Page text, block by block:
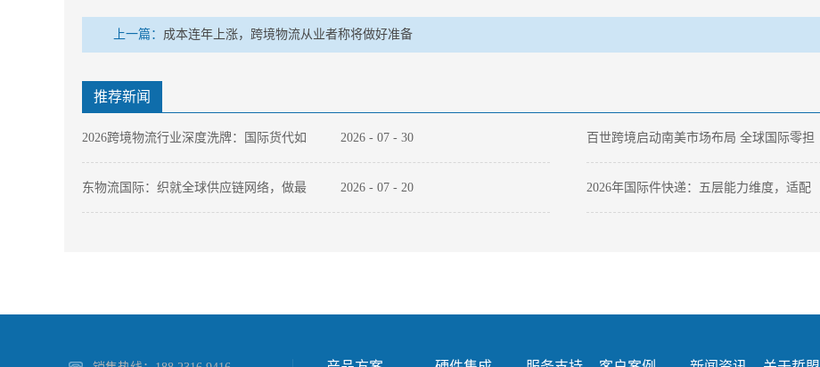
上一篇： 成本连年上涨，跨境物流从业者称将做好准备
推荐新闻
2026跨境物流行业深度洗牌：国际货代如
何以“数字化底座”穿越周期？
2026 - 07 - 30 百世跨境启动南美市场布局 全球国际零担
物流网络进入第二阶段
东物流国际：织就全球供应链网络，做最 2026 - 07 - 20 2026年国际件快递：五层能力维度，适配